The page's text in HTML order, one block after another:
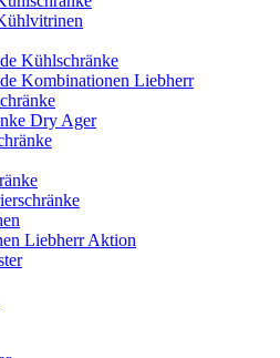
Kühlschränke
Kombinationen Liebherr
Dry Ager
Liebherr Aktion